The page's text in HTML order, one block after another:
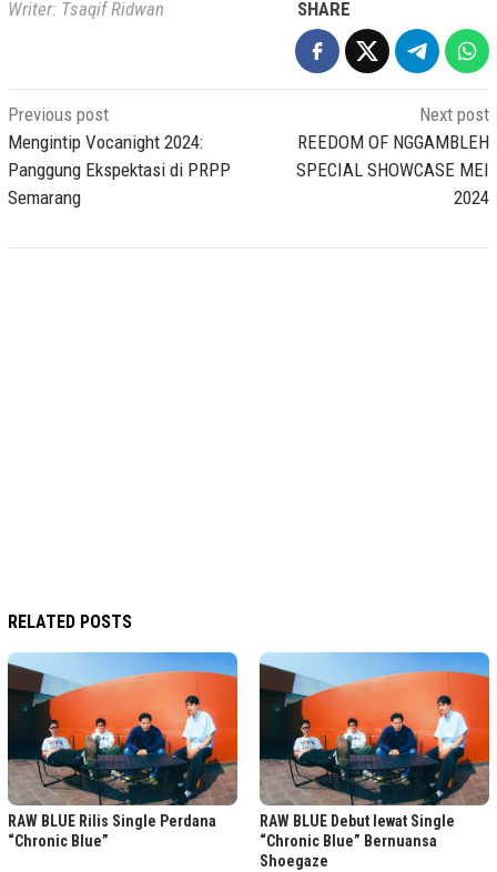
Writer: Tsaqif Ridwan SHARE
Post
navigation
Previous post
Mengintip Vocanight 2024:
Panggung Ekspektasi di PRPP
Semarang
Next post
REEDOM OF NGGAMBLEH
SPECIAL SHOWCASE MEI
2024
RELATED POSTS
RAW BLUE Rilis Single Perdana
“Chronic Blue”
RAW BLUE Debut lewat Single
“Chronic Blue” Bernuansa
Shoegaze